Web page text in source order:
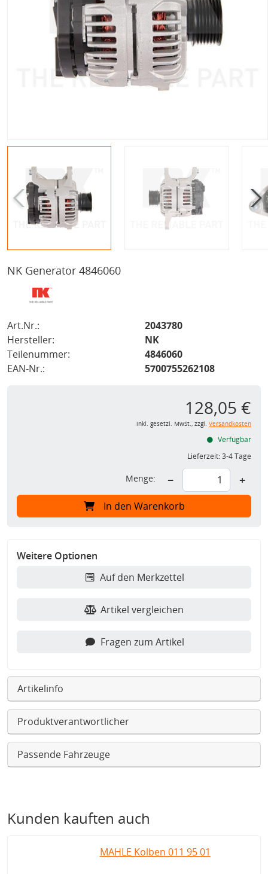
NK Generator 4846060
Art.Nr.:
2043780
Hersteller:
NK
Teilenummer:
4846060
EAN-Nr.:
5700755262108
128,05 €
inkl. gesetzl. MwSt., zzgl. Versandkosten
Verfügbar
Lieferzeit:3-4 Tage
Menge: − +
In den Warenkorb
Weitere Optionen
Auf den Merkzettel
Artikel vergleichen
Fragen zum Artikel
Artikelinfo
Produktverantwortlicher
Passende Fahrzeuge
Kunden kauften auch
MAHLE Kolben 011 95 01